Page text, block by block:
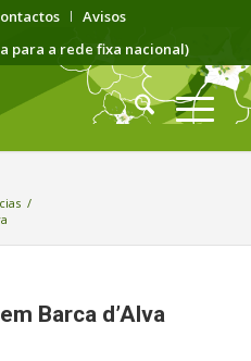
Avisos
para a rede fixa nacional)
/
Barca d’Alva